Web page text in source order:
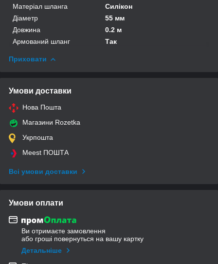
Матеріал шланга
Силікон
Діаметр
55 мм
Довжина
0.2 м
Армований шланг
Так
Приховати
Умови доставки
Нова Пошта
Магазини Rozetka
Укрпошта
Meest ПОШТА
Всі умови доставки
Умови оплати
Ви отримаєте замовлення
або гроші повернуться на вашу картку
Детальніше